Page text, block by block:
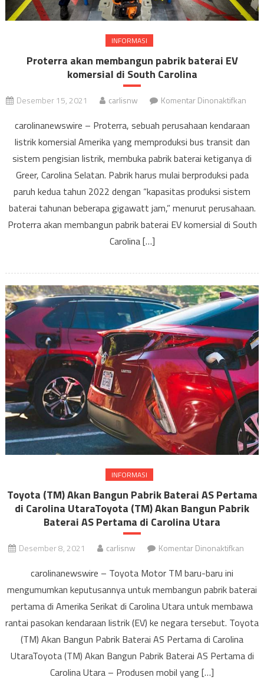
INFORMASI
Proterra akan membangun pabrik baterai EV
komersial di South Carolina
Desember 15, 2021 carlisnw Komentar Dinonaktifkan
akan
EV
carolinanewswire – Proterra, sebuah perusahaan kendaraan
listrik komersial Amerika yang memproduksi bus transit dan
sistem pengisian listrik, membuka pabrik baterai ketiganya di
Greer, Carolina Selatan. Pabrik harus mulai berproduksi pada
paruh kedua tahun 2022 dengan “kapasitas produksi sistem
baterai tahunan beberapa gigawatt jam,” menurut perusahaan.
Proterra akan membangun pabrik baterai EV komersial di South
Carolina […]
INFORMASI
Toyota (TM) Akan Bangun Pabrik Baterai AS Pertama
di Carolina UtaraToyota (TM) Akan Bangun Pabrik
Baterai AS Pertama di Carolina Utara
Desember 8, 2021 carlisnw Komentar Dinonaktifkan
Akan
AS
carolinanewswire – Toyota Motor TM baru-baru ini
mengumumkan keputusannya untuk membangun pabrik baterai
pertama di Amerika Serikat di Carolina Utara untuk membawa
rantai pasokan kendaraan listrik (EV) ke negara tersebut. Toyota
(TM) Akan Bangun Pabrik Baterai AS Pertama di Carolina
UtaraToyota (TM) Akan Bangun Pabrik Baterai AS Pertama di
Carolina Utara – Produsen mobil yang […]